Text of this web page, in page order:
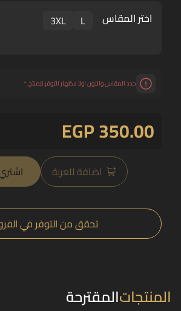
اختر المقاس L
3XL
حدد المقاس واللون اولاً لاظهار التوفر للمنتج.*
EGP 350.00
اضافة للعربة
تحقق من التوفر في
المنتجاتالمقترحة